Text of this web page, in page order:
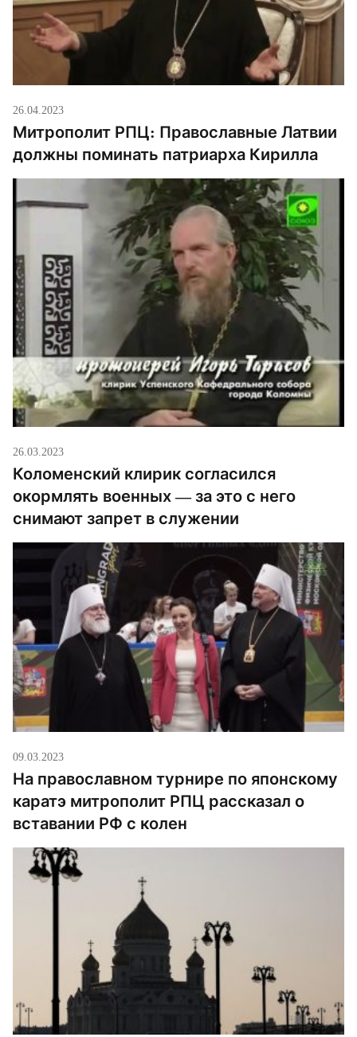
26.04.2023
Митрополит РПЦ: Православные Латвии
должны поминать патриарха Кирилла
26.03.2023
Коломенский клирик согласился
окормлять военных — за это с него
снимают запрет в служении
09.03.2023
На православном турнире по японскому
каратэ митрополит РПЦ рассказал о
вставании РФ с колен